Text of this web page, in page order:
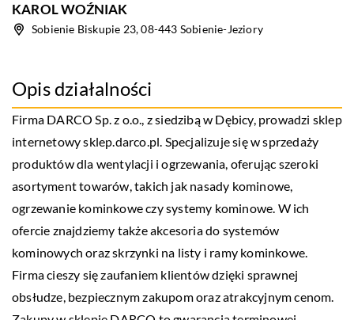
KAROL WOŹNIAK
Sobienie Biskupie 23, 08-443 Sobienie-Jeziory
Opis działalności
Firma DARCO Sp. z o.o., z siedzibą w Dębicy, prowadzi sklep
internetowy sklep.darco.pl. Specjalizuje się w sprzedaży
produktów dla wentylacji i ogrzewania, oferując szeroki
asortyment towarów, takich jak nasady kominowe,
ogrzewanie kominkowe czy systemy kominowe. W ich
ofercie znajdziemy także akcesoria do systemów
kominowych oraz skrzynki na listy i ramy kominkowe.
Firma cieszy się zaufaniem klientów dzięki sprawnej
obsłudze, bezpiecznym zakupom oraz atrakcyjnym cenom.